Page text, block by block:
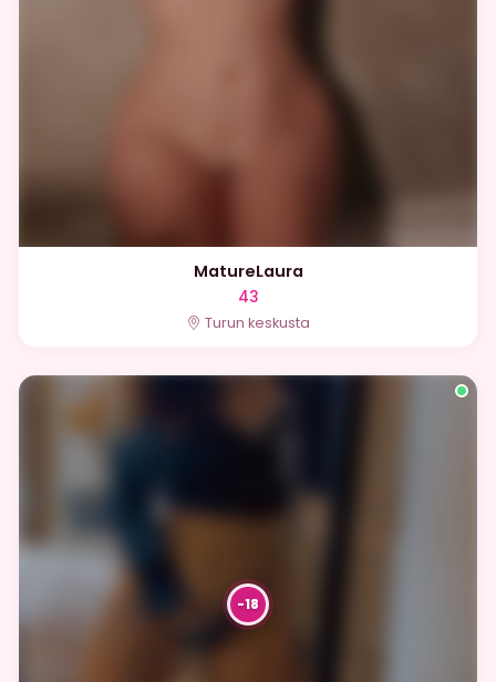
MatureLaura
43
Turun keskusta